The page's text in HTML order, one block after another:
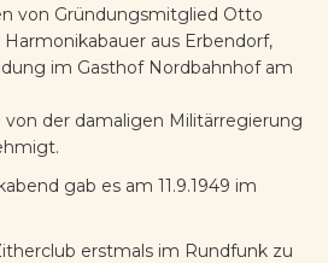
von Gründungsmitglied Otto
aus Erbendorf,
im Gasthof Nordbahnhof am
der damaligen Militärregierung
gab es am 11.9.1949 im
erstmals im Rundfunk zu